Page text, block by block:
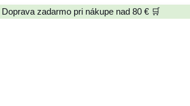
Doprava zadarmo pri nákupe nad 80 € 🛒